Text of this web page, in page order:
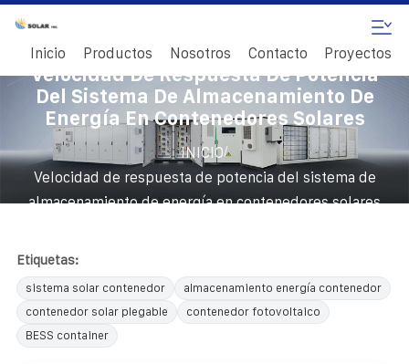
Inicio Productos Nosotros Contacto Proyectos
Velocidad De Respuesta De Potencia
Del Sistema De Almacenamiento De
Energía En Contenedores Solares
INICIO/
Velocidad de respuesta de potencia del sistema de
almacenamiento de energía en contenedores solares
Etiquetas:
sistema solar contenedor
almacenamiento energía contenedor
contenedor solar plegable
contenedor fotovoltaico
BESS container